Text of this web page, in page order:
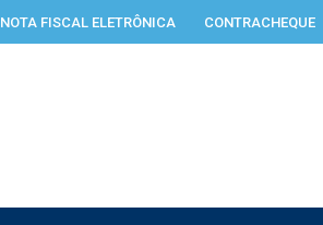
NOTA FISCAL ELETRÔNICA CONTRACHEQUE